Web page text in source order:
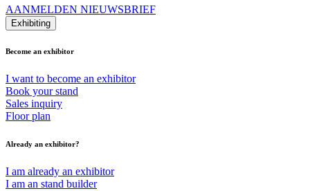
AANMELDEN NIEUWSBRIEF
Exhibiting
Become an exhibitor
I want to become an exhibitor
Book your stand
Sales inquiry
Floor plan
Already an exhibitor?
I am already an exhibitor
I am an stand builder